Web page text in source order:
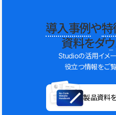
導入事例や特
資料をダウ
Studioの活用イメ
役立つ情報をご
製品資料